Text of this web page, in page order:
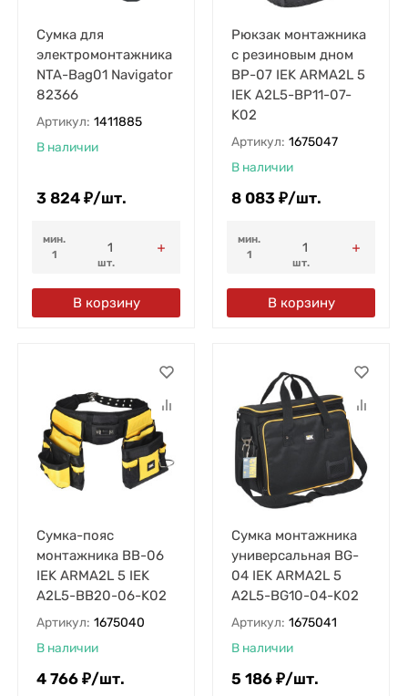
Сумка для
электромонтажника
NTA-Bag01 Navigator
82366
Артикул: 1411885
В наличии
3 824 ₽/шт.
мин.
1
шт.
В корзину
Рюкзак монтажника
с резиновым дном
BP-07 IEK ARMA2L 5
IEK A2L5-BP11-07-
K02
Артикул: 1675047
В наличии
8 083 ₽/шт.
мин.
1
шт.
В корзину
Сумка-пояс
монтажника BB-06
IEK ARMA2L 5 IEK
A2L5-BB20-06-K02
Артикул: 1675040
В наличии
4 766 ₽/шт.
Сумка монтажника
универсальная BG-
04 IEK ARMA2L 5
A2L5-BG10-04-K02
Артикул: 1675041
В наличии
5 186 ₽/шт.